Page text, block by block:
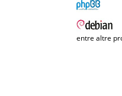
entre altre